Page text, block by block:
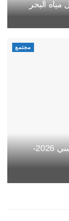
البحر
مجتمع
وزارة التربية تحسم موعد الدخول المدرسي 2026-